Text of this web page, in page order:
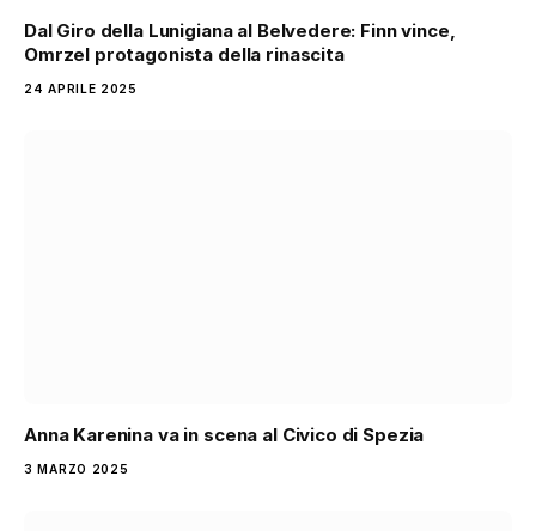
Dal Giro della Lunigiana al Belvedere: Finn vince,
Omrzel protagonista della rinascita
24 APRILE 2025
Anna Karenina va in scena al Civico di Spezia
3 MARZO 2025